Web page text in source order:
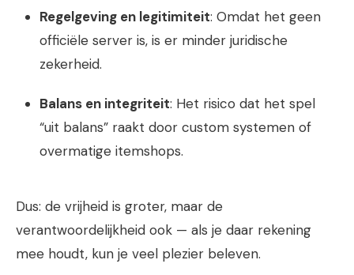
Regelgeving en legitimiteit: Omdat het geen
officiële server is, is er minder juridische
zekerheid.
Balans en integriteit: Het risico dat het spel
“uit balans” raakt door custom systemen of
overmatige itemshops.
Dus: de vrijheid is groter, maar de
verantwoordelijkheid ook — als je daar rekening
mee houdt, kun je veel plezier beleven.